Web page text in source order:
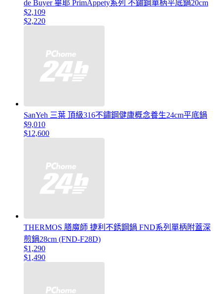
de Buyer 畢耶 PrimAppety系列 不鏽鋼單柄平底鍋20cm
$2,109
$2,220
SanYeh 三葉 頂級316不鏽鋼健康概念養生24cm平底鍋
$9,010
$12,600
THERMOS 膳魔師 捷利不銹鋼鍋 FND系列單柄附蓋深
煎鍋28cm (FND-F28D)
$1,290
$1,490